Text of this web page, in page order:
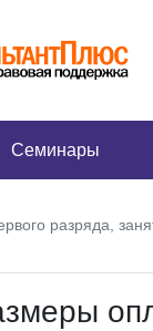
Семинары
разряда,